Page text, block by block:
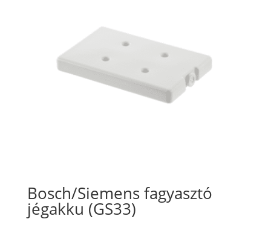
Bosch/Siemens fagyasztó
jégakku (GS33)